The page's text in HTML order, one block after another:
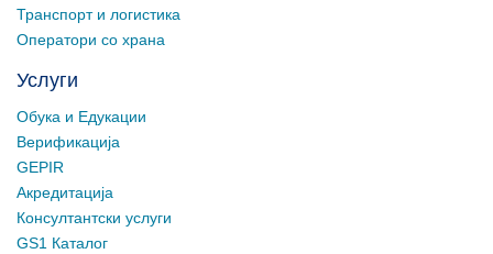
Транспорт и логистика
Оператори со храна
Услуги
Обука и Едукации
Верификација
GEPIR
Акредитација
Консултантски услуги
GS1 Каталог